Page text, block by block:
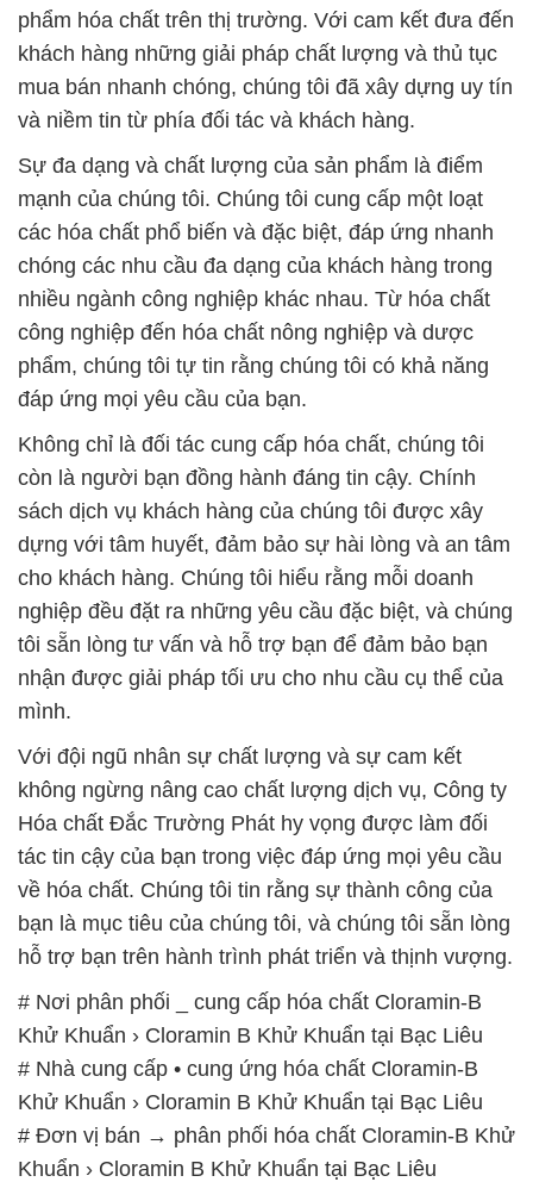
phẩm hóa chất trên thị trường. Với cam kết đưa đến
khách hàng những giải pháp chất lượng và thủ tục
mua bán nhanh chóng, chúng tôi đã xây dựng uy tín
và niềm tin từ phía đối tác và khách hàng.
Sự đa dạng và chất lượng của sản phẩm là điểm
mạnh của chúng tôi. Chúng tôi cung cấp một loạt
các hóa chất phổ biến và đặc biệt, đáp ứng nhanh
chóng các nhu cầu đa dạng của khách hàng trong
nhiều ngành công nghiệp khác nhau. Từ hóa chất
công nghiệp đến hóa chất nông nghiệp và dược
phẩm, chúng tôi tự tin rằng chúng tôi có khả năng
đáp ứng mọi yêu cầu của bạn.
Không chỉ là đối tác cung cấp hóa chất, chúng tôi
còn là người bạn đồng hành đáng tin cậy. Chính
sách dịch vụ khách hàng của chúng tôi được xây
dựng với tâm huyết, đảm bảo sự hài lòng và an tâm
cho khách hàng. Chúng tôi hiểu rằng mỗi doanh
nghiệp đều đặt ra những yêu cầu đặc biệt, và chúng
tôi sẵn lòng tư vấn và hỗ trợ bạn để đảm bảo bạn
nhận được giải pháp tối ưu cho nhu cầu cụ thể của
mình.
Với đội ngũ nhân sự chất lượng và sự cam kết
không ngừng nâng cao chất lượng dịch vụ, Công ty
Hóa chất Đắc Trường Phát hy vọng được làm đối
tác tin cậy của bạn trong việc đáp ứng mọi yêu cầu
về hóa chất. Chúng tôi tin rằng sự thành công của
bạn là mục tiêu của chúng tôi, và chúng tôi sẵn lòng
hỗ trợ bạn trên hành trình phát triển và thịnh vượng.
# Nơi phân phối _ cung cấp hóa chất Cloramin-B
Khử Khuẩn › Cloramin B Khử Khuẩn tại Bạc Liêu
# Nhà cung cấp • cung ứng hóa chất Cloramin-B
Khử Khuẩn › Cloramin B Khử Khuẩn tại Bạc Liêu
# Đơn vị bán → phân phối hóa chất Cloramin-B Khử
Khuẩn › Cloramin B Khử Khuẩn tại Bạc Liêu